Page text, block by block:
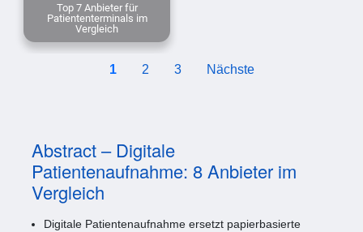
Top 7 Anbieter für
Patiententerminals im
Vergleich
1 2 3 Nächste
Abstract – Digitale
Patientenaufnahme: 8 Anbieter im
Vergleich
Digitale Patientenaufnahme ersetzt papierbasierte